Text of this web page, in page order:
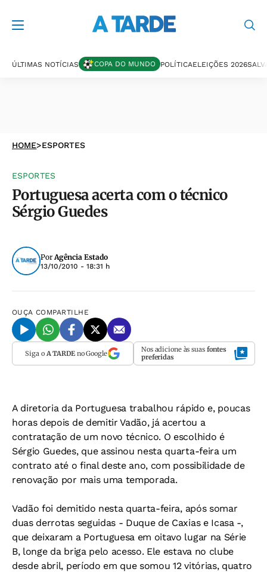
ÚLTIMAS NOTÍCIAS COPA DO MUNDO POLÍTICAELEIÇÕES 2026
HOME>ESPORTES
ESPORTES
Portuguesa acerta com o técnico
Sérgio Guedes
PorAgência Estado
13/10/2010 - 18:31 h
OUÇA COMPARTILHE
Siga o A TARDEno Google Nos adicione às suas fontes
preferidas
A diretoria da Portuguesa trabalhou rápido e, poucas
horas depois de demitir Vadão, já acertou a
contratação de um novo técnico. O escolhido é
Sérgio Guedes, que assinou nesta quarta-feira um
contrato até o final deste ano, com possibilidade de
renovação por mais uma temporada.
Vadão foi demitido nesta quarta-feira, após somar
duas derrotas seguidas - Duque de Caxias e Icasa -,
que deixaram a Portuguesa em oitavo lugar na Série
B, longe da briga pelo acesso. Ele estava no clube
desde abril, período em que somou 12 vitórias, quatro